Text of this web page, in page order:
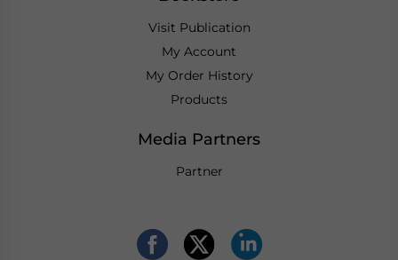
Visit Publication
My Account
My Order History
Products
Media Partners
Partner